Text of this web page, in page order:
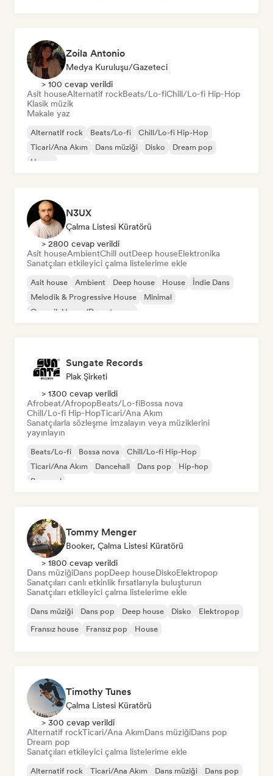
Zoila Antonio
Medya Kuruluşu/Gazeteci
> 100 cevap verildi
Asit houseAlternatif rockBeats/Lo-fiChill/Lo-fi Hip-Hop
Klasik müzik
Makale yaz
Alternatif rock Beats/Lo-fi
Chill/Lo-fi Hip-Hop
Ticari/Ana Akım
Dans müziği Disko
Dream pop
House
N3UX
Çalma Listesi Küratörü
> 2800 cevap verildi
Asit houseAmbientChill outDeep houseElektronika
Sanatçıları etkileyici çalma listelerime ekle
Asit house Ambient Deep house House
İndie Dans
Melodik & Progressive House
Minimal
Organik House/Downtempo
Sungate Records
Plak Şirketi
> 1300 cevap verildi
Afrobeat/AfropopBeats/Lo-fiBossa nova
Chill/Lo-fi Hip-HopTicari/Ana Akım
Sanatçılarla sözleşme imzalayın veya müziklerini
yayınlayın
Beats/Lo-fi Bossa nova
Chill/Lo-fi Hip-Hop
Ticari/Ana Akım
Dancehall Dans pop
Hip-hop
Pop soul
Tommy Menger
Booker, Çalma Listesi Küratörü
> 1800 cevap verildi
Dans müziğiDans popDeep houseDiskoElektropop
Sanatçıları canlı etkinlik fırsatlarıyla buluşturun
Sanatçıları etkileyici çalma listelerime ekle
Dans müziği Dans pop Deep house Disko
Elektropop
Fransız house
Fransız pop House
Timothy Tunes
Çalma Listesi Küratörü
> 300 cevap verildi
Alternatif rockTicari/Ana AkımDans müziğiDans pop
Dream pop
Sanatçıları etkileyici çalma listelerime ekle
Alternatif rock Ticari/Ana Akım Dans müziği Dans pop